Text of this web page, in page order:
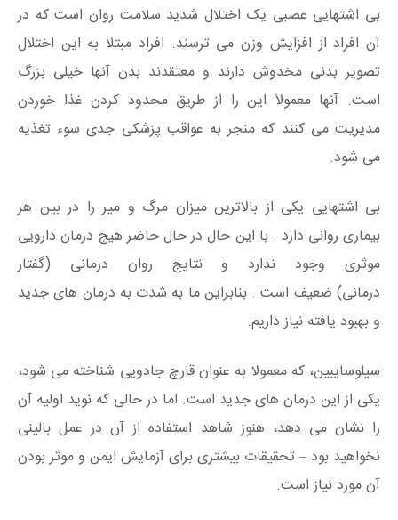
بی اشتهایی عصبی یک اختلال شدید سلامت روان است که در
آن افراد از افزایش وزن می ترسند. افراد مبتلا به این اختلال
تصویر بدنی مخدوش دارند و معتقدند بدن آنها خیلی بزرگ
است. آنها معمولاً این را از طریق محدود کردن غذا خوردن
مدیریت می کنند که منجر به عواقب پزشکی جدی سوء تغذیه
می شود.
بی اشتهایی یکی از بالاترین میزان مرگ و میر را در بین هر
بیماری روانی دارد . با این حال در حال حاضر هیچ درمان دارویی
موثری وجود ندارد و نتایج روان درمانی (گفتار
درمانی) ضعیف است . بنابراین ما به شدت به درمان های جدید
و بهبود یافته نیاز داریم.
سیلوسایبین، که معمولا به عنوان قارچ جادویی شناخته می شود،
یکی از این درمان های جدید است. اما در حالی که نوید اولیه آن
را نشان می دهد، هنوز شاهد استفاده از آن در عمل بالینی
نخواهید بود – تحقیقات بیشتری برای آزمایش ایمن و موثر بودن
آن مورد نیاز است.